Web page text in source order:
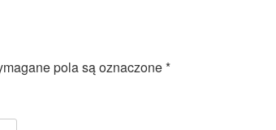
pola są oznaczone*